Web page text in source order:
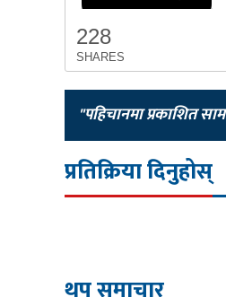
228
SHARES
"पहिचानमा प्रकाशित
प्रतिक्रिया दिनुहोस्